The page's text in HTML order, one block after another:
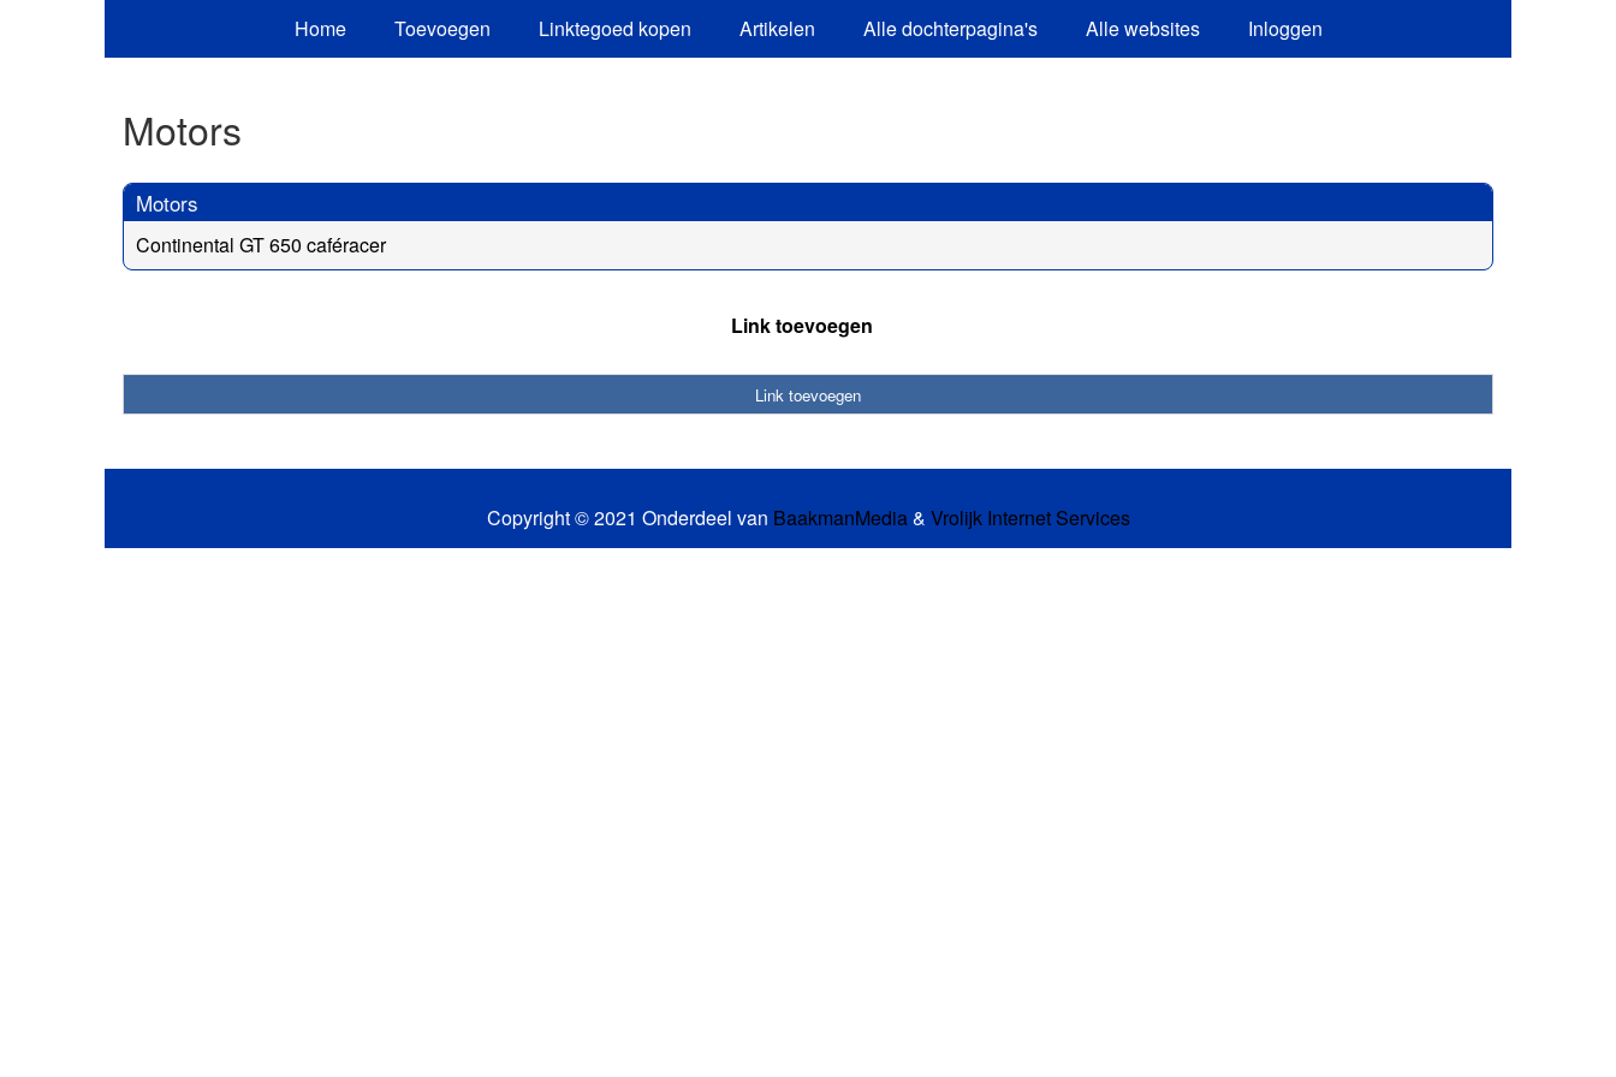
Home Toevoegen Linktegoed kopen Artikelen Alle dochterpagina's Alle websites Inloggen
Motors
Motors
Continental GT 650 caféracer
Link toevoegen
Link toevoegen
Copyright © 2021 Onderdeel van BaakmanMedia& Vrolijk Internet Services